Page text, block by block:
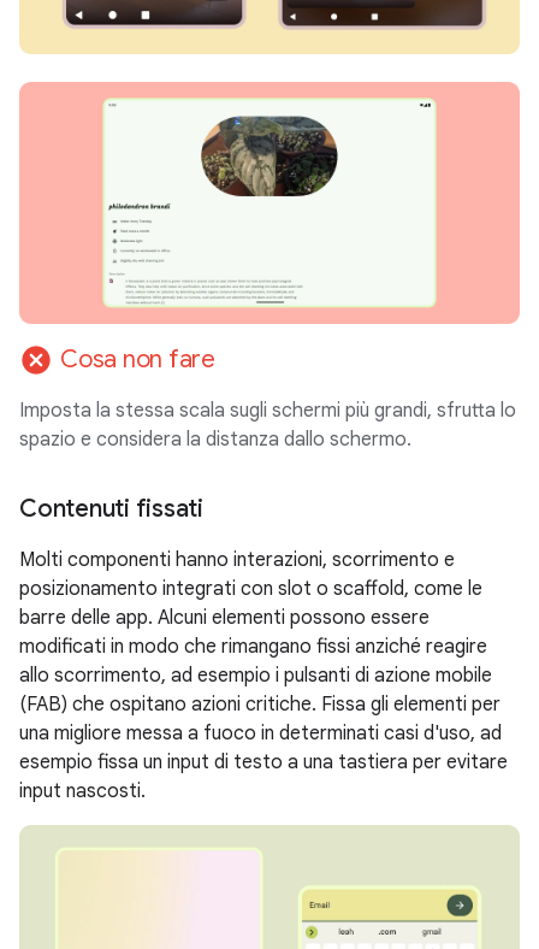
cancel Cosa non fare
Imposta la stessa scala sugli schermi più grandi, sfrutta lo
spazio e considera la distanza dallo schermo.
Contenuti fissati
Molti componenti hanno interazioni, scorrimento e
posizionamento integrati con slot o scaffold, come le
barre delle app. Alcuni elementi possono essere
modificati in modo che rimangano fissi anziché reagire
allo scorrimento, ad esempio i pulsanti di azione mobile
(FAB) che ospitano azioni critiche. Fissa gli elementi per
una migliore messa a fuoco in determinati casi d'uso, ad
esempio fissa un input di testo a una tastiera per evitare
input nascosti.